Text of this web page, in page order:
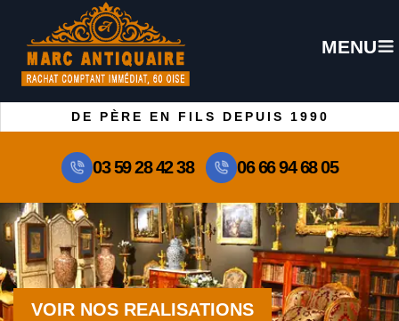
MENU
DE PÈRE EN FILS DEPUIS 1990
03 59 28 42 38 06 66 94 68 05
VOIR NOS REALISATIONS